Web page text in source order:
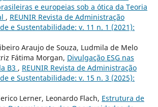
e europeias sob a ótica da Teoria
, REUNIR Revista de Administração
e Sustentabilidade: v. 11 n. 1 (2021):
Araujo de Souza, Ludmila de Melo
Fátima Morgan, Divulgação ESG nas
B3 , REUNIR Revista de Administração
e Sustentabilidade: v. 15 n. 3 (2025):
Lerner, Leonardo Flach, Estrutura de